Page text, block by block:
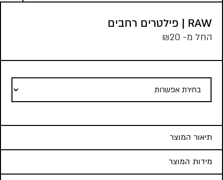
RAW | פילטרים רחבים
החל מ- ₪20
תיאור המוצר
מידות המוצר